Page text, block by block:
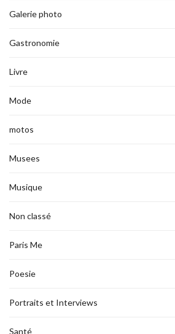
Galerie photo
Gastronomie
Livre
Mode
motos
Musees
Musique
Non classé
Paris Me
Poesie
Portraits et Interviews
Santé